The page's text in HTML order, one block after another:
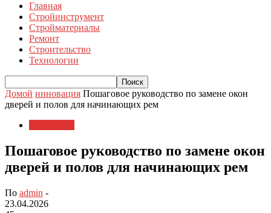
Главная
Стройинструмент
Стройматериалы
Ремонт
Строительство
Технологии
Домой инновация Пошаговое руководство по замене окон
дверей и полов для начинающих рем
Пошаговое руководство по замене окон
дверей и полов для начинающих рем
По admin -
23.04.2026